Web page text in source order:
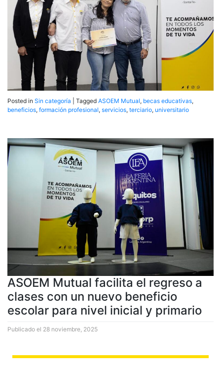
Posted in Sin categoría Tagged ASOEM Mutual, becas educativas,
beneficios, formación profesional, servicios, terciario, universitario
ASOEM Mutual facilita el regreso a
clases con un nuevo beneficio
escolar para nivel inicial y primario
Publicado el 28 noviembre, 2025